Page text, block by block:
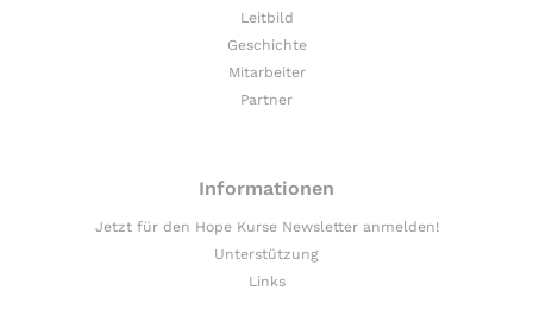
Leitbild
Geschichte
Mitarbeiter
Partner
Informationen
Jetzt für den Hope Kurse Newsletter anmelden!
Unterstützung
Links